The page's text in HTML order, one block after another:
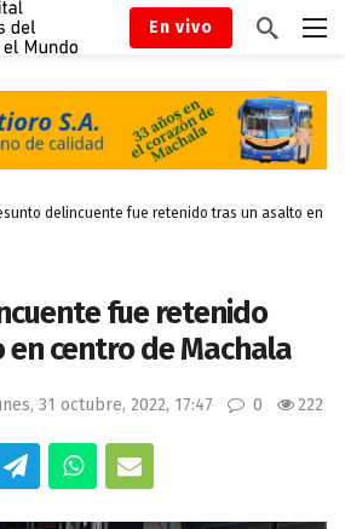
En vivo
delincuente fue retenido tras un asalto en
fue retenido
centro de Machala
31 octubre, 2022, 17:47 0 222